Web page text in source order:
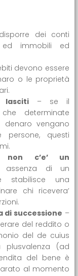
dei conti
immobili ed
devono essere
o le proprietà
– se il
determinate
vengano
persone, questi
non c’e’ un
di un
stabilisce una
chi ricevera’
di successione –
del reddito o
del de cuius
plusvalenza (ad
del bene è
al momento